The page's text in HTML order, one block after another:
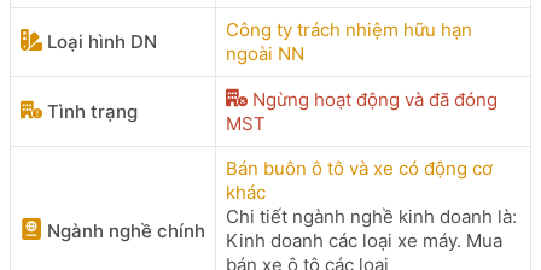
Loại hình DN
Công ty trách nhiệm hữu hạn
ngoài NN
Tình trạng
Ngừng hoạt động và đã đóng
MST
Ngành nghề chính
Bán buôn ô tô và xe có động cơ
khác
Chi tiết ngành nghề kinh doanh là:
Kinh doanh các loại xe máy. Mua
bán xe ô tô các loại